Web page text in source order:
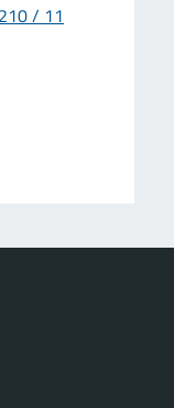
/ 11